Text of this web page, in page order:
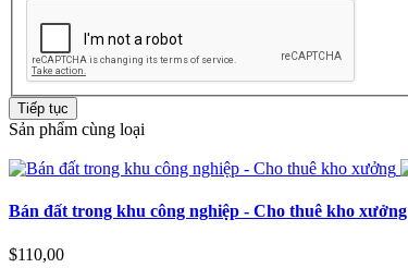
Tiếp tục
Sản phẩm cùng loại
Bán đất trong khu công nghiệp - Cho thuê kho xưởng
$110,00